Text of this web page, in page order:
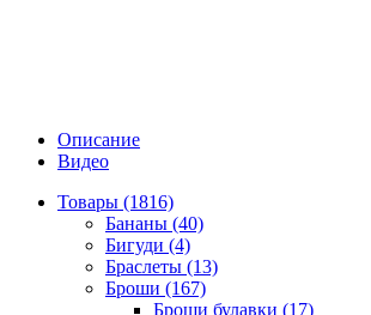
Описание
Видео
Товары (1816)
Бананы (40)
Бигуди (4)
Браслеты (13)
Броши (167)
Броши булавки (17)